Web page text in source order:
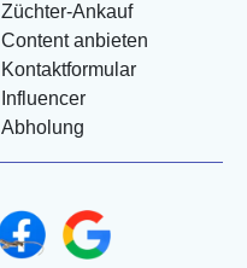
Züchter-Ankauf
Content anbieten
Kontaktformular
Influencer
Abholung